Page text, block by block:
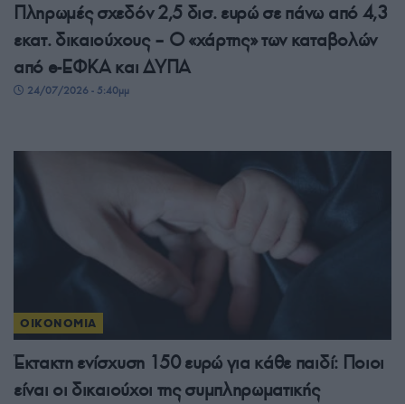
Πληρωμές σχεδόν 2,5 δισ. ευρώ σε πάνω από 4,3
εκατ. δικαιούχους – Ο «χάρτης» των καταβολών
από e-ΕΦΚΑ και ΔΥΠΑ
24/07/2026 - 5:40μμ
ΟΙΚΟΝΟΜΙΑ
Έκτακτη ενίσχυση 150 ευρώ για κάθε παιδί: Ποιοι
είναι οι δικαιούχοι της συμπληρωματικής